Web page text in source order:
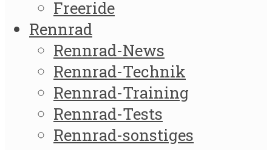
Freeride
Rennrad
Rennrad-News
Rennrad-Technik
Rennrad-Training
Rennrad-Tests
Rennrad-sonstiges